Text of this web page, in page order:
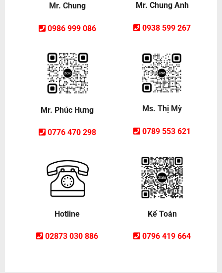
Mr. Chung
0986 999 086
Mr. Chung Anh
0938 599 267
Mr. Phúc Hưng
0776 470 298
Ms. Thị Mỳ
0789 553 621
Hotline
02873 030 886
Kế Toán
0796 419 664